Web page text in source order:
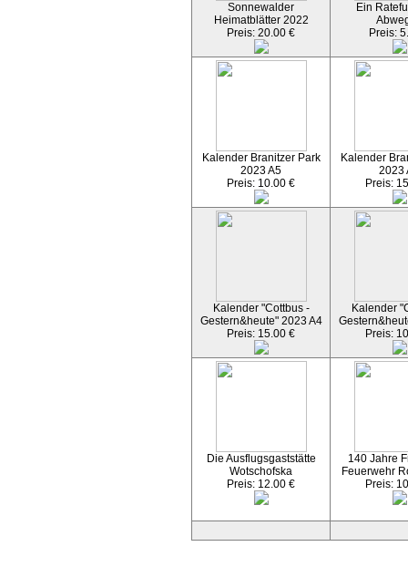
Sonnewalder
Heimatblätter 2022
Preis: 20.00 €
Ein
Preis:
Kalender Branitzer Park
2023 A5
Preis: 10.00 €
Kalender
2023
Preis:
Kalender "Cottbus -
Gestern&heute" 2023 A4
Preis: 15.00 €
Kalender
Preis:
Die Ausflugsgaststätte
Wotschofska
Preis: 12.00 €
140 Jahre
Feuerwehr
Preis: